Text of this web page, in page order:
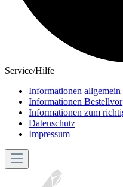
Service/Hilfe
Informationen allgemein
Informationen
Informationen zum
Datenschutz
Impressum